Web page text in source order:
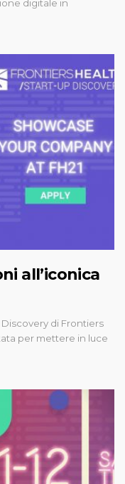
digitale in
all’iconica
di Frontiers
per mettere in luce